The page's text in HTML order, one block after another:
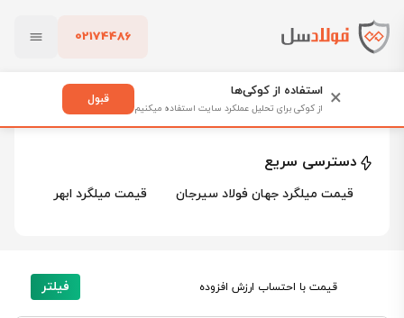
02174486
پاک کردن
فولادسل قیمت میلگرد هیربد
قیمت میلگرد هیربد
دسترسی سریع
قیمت میلگرد جهان فولاد سیرجان قیمت میلگرد ابهر
قیمت با احتساب ارزش افزوده فیلتر
× استفاده از کوکی‌ها
از کوکی برای تحلیل عملکرد سایت استفاده میکنیم
قبول